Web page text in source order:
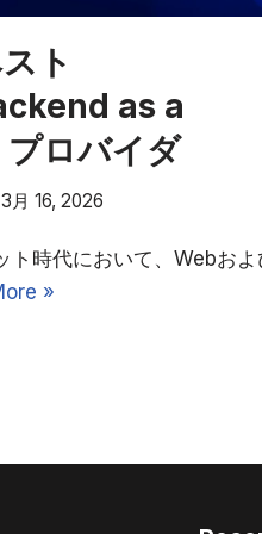
ト
as a
ロバイダ
3月 16, 2026
ト時代において、Webおよ
»